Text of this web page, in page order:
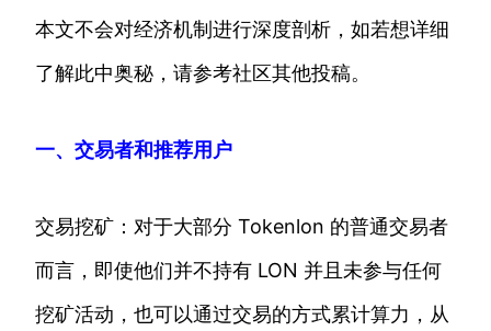
本文不会对经济机制进行深度剖析，如若想详细
了解此中奥秘，请参考社区其他投稿。
一、交易者和推荐用户
交易挖矿：对于大部分 Tokenlon 的普通交易者
而言，即使他们并不持有 LON 并且未参与任何
挖矿活动，也可以通过交易的方式累计算力，从